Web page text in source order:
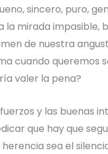
sincero, puro,
la mirada impasible,
de nuestra
cuando queremos
valer la pena?
y las buenas
que hay que
sea el